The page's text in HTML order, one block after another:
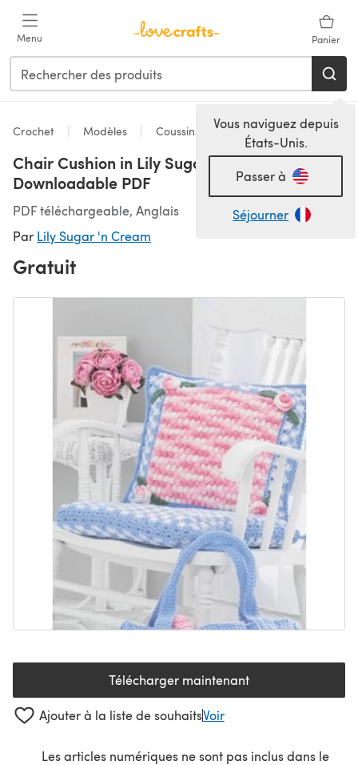
Menu Panier
Vous naviguez depuis
États-Unis.
Passer à
Séjourner
Crochet Modèles Coussins
Chair Cushion in Lily Sugar 'n Cream Solids -
Downloadable PDF
PDF téléchargeable, Anglais
Par Lily Sugar 'n Cream
Gratuit
Télécharger maintenant(s'ouvre dans un nouvel
Ajouter à la liste de souhaitsVoir
Les articles numériques ne sont pas inclus dans le